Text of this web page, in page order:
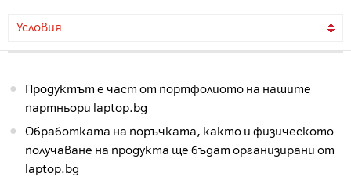
Условия
Продуктът е част от портфолиото на нашите
партньори laptop.bg
Обработката на поръчката, както и физическото
получаване на продукта ще бъдат организирани от
laptop.bg